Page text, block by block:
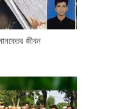
জীবন